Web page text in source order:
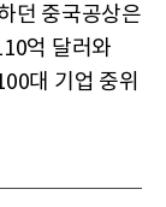
던 중국공상은
억 달러와
대 기업 중위